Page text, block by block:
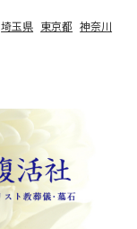
埼玉県 東京都 神奈川